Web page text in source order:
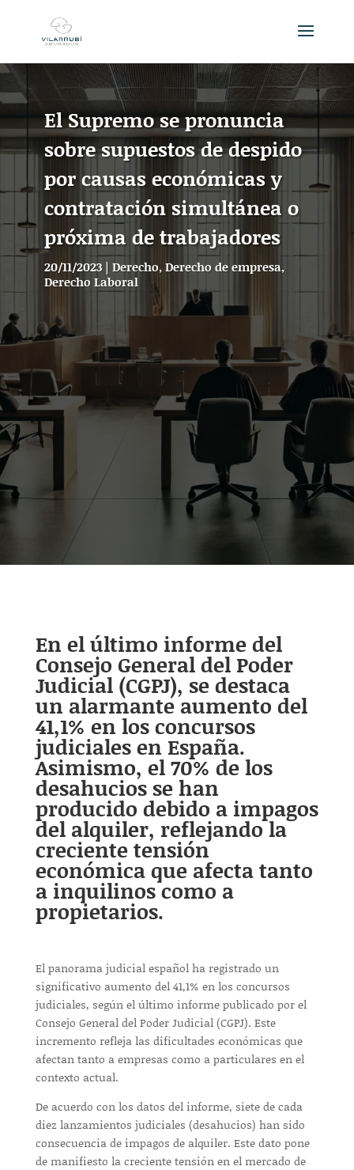
El Supremo se pronuncia
sobre supuestos de despido
por causas económicas y
contratación simultánea o
próxima de trabajadores
20/11/2023| Derecho,Derecho de empresa,
Derecho Laboral
En el último informe del
Consejo General del Poder
Judicial (CGPJ), se destaca
un alarmante aumento del
41,1% en los concursos
judiciales en España.
Asimismo, el 70% de los
desahucios se han
producido debido a impagos
del alquiler, reflejando la
creciente tensión
económica que afecta tanto
a inquilinos como a
propietarios.
El panorama judicial español ha registrado un
significativo aumento del 41,1% en los concursos
judiciales, según el último informe publicado por el
Consejo General del Poder Judicial (CGPJ). Este
incremento refleja las dificultades económicas que
afectan tanto a empresas como a particulares en el
contexto actual.
De acuerdo con los datos del informe, siete de cada
diez lanzamientos judiciales (desahucios) han sido
consecuencia de impagos de alquiler. Este dato pone
de manifiesto la creciente tensión en el mercado de